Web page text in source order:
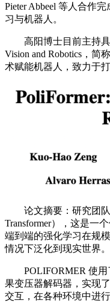
Pieter Abbeel 等人合作
习与机器人。
高阳博士目前主持具
Vision and Robotics，简
术赋能机器人，致力于
论文摘要：研究团队
Transformer），这是一
端到端的强化学习在规
情况下泛化到现实世界。
POLIFORMER 使用
果变压器解码器，实现
交互，在各种环境中进